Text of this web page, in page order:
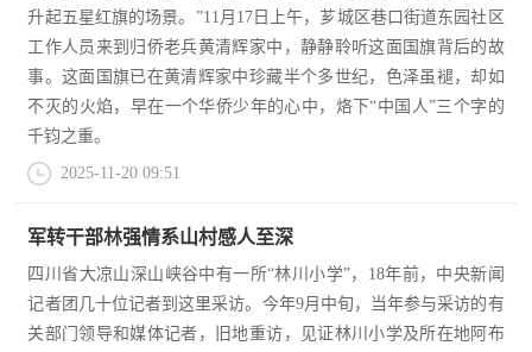
役
军
人
风
役
退
役
文
升起五星红旗的场景。”11月17日上午，芗城区巷口街道东园社区
工作人员来到归侨老兵黄清辉家中，静静聆听这面国旗背后的故
事。这面国旗已在黄清辉家中珍藏半个多世纪，色泽虽褪，却如
不灭的火焰，早在一个华侨少年的心中，烙下“中国人”三个字的
千钧之重。
2025-11-20 09:51
军转干部林强情系山村感人至深
四川省大凉山深山峡谷中有一所“林川小学”，18年前，中央新闻
记者团几十位记者到这里采访。今年9月中旬，当年参与采访的有
关部门领导和媒体记者，旧地重访，见证林川小学及所在地阿布